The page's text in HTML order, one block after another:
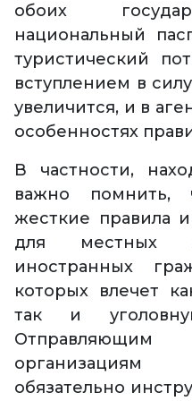
обоих
национальный
туристический
вступлением в
увеличится, и в
особенностях
В частности,
важно помнить,
жесткие правила
для местных
иностранных
которых влечет
так и
обязательно